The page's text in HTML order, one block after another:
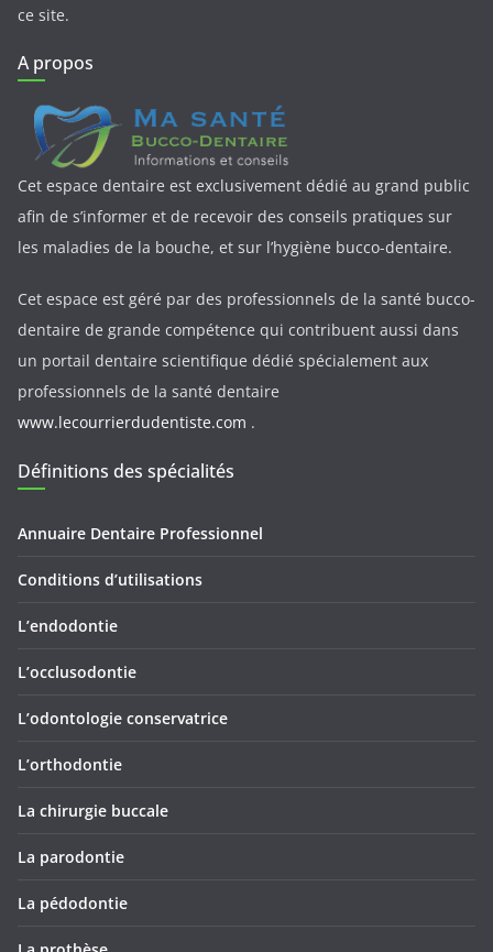
ce site.
A propos
Cet espace dentaire est exclusivement dédié au grand public
afin de s’informer et de recevoir des conseils pratiques sur
les maladies de la bouche, et sur l’hygiène bucco-dentaire.
Cet espace est géré par des professionnels de la santé bucco-
dentaire de grande compétence qui contribuent aussi dans
un portail dentaire scientifique dédié spécialement aux
professionnels de la santé dentaire
www.lecourrierdudentiste.com .
Définitions des spécialités
Annuaire Dentaire Professionnel
Conditions d’utilisations
L’endodontie
L’occlusodontie
L’odontologie conservatrice
L’orthodontie
La chirurgie buccale
La parodontie
La pédodontie